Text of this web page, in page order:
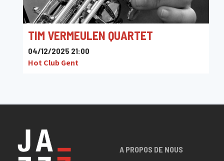
TIM VERMEULEN QUARTET
04/12/2025 21:00
Hot Club Gent
A PROPOS DE NOUS